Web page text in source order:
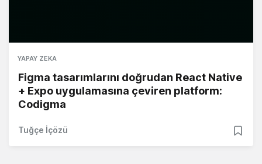
YAPAY ZEKA
Figma tasarımlarını doğrudan React Native
+ Expo uygulamasına çeviren platform:
Codigma
Tuğçe İçözü